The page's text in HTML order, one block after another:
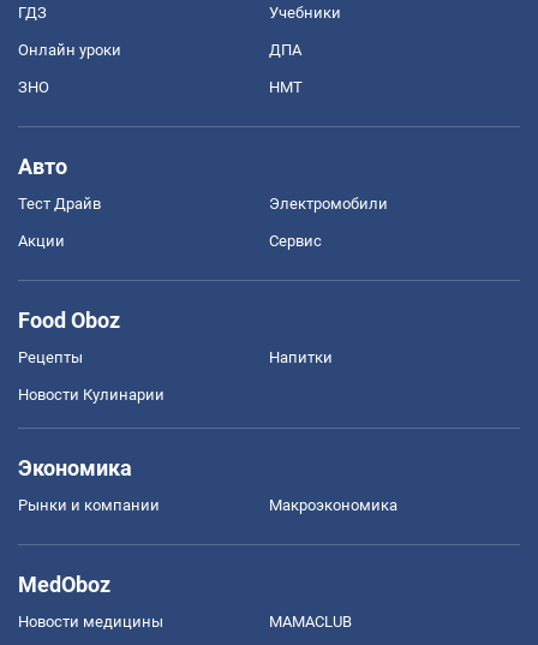
ГДЗ Учебники
Онлайн уроки ДПА
ЗНО НМТ
Авто
Тест Драйв Электромобили
Акции Сервис
Food Oboz
Рецепты Напитки
Новости Кулинарии
Экономика
Рынки и компании Mакроэкономика
MedOboz
Новости медицины MAMACLUB